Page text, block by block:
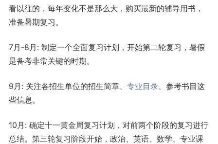
看以往的，每年变化不是那么大，购买最新的辅导用书，
准备暑期复习。
7月-8月: 制定一个全面复习计划，开始第二轮复习，暑假
是备考非常关键的时期。
9月: 关注各招生单位的招生简章、 专业目录、参考书目这
些信息。
10月: 确定十一黄金周复习计划，对前两个阶段的复习进行
总结。第三轮复习阶段开始，政治、英语、数学、专业课